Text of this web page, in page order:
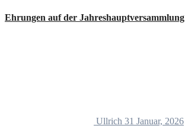
Ehrungen auf der Jahreshauptversammlung
Ullrich 31 Januar, 2026